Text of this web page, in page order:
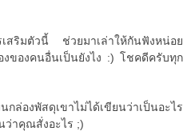
เสริมตัวนี้ ช่วยมาเล่าให้กันฟังหน่อย
งของคนอื่นเป็นยังไง :) โชคดีครับทุก
องพัสดุเขาไม่ได้เขียนว่าเป็นอะไร
ว่าคุณสั่งอะไร ;)